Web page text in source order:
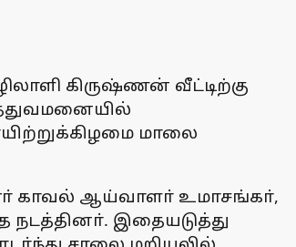
கிருஷ்ணன் வீட்டிற்கு
மாலை
காவல் ஆய்வாளா் உமாசங்கா்,
நடத்தினா். இதையடுத்து